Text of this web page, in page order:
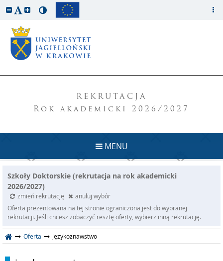
REKRUTACJA
Rok akademicki 2026/2027
MENU
Szkoły Doktorskie (rekrutacja na rok akademicki
2026/2027)
zmień rekrutację
anuluj wybór
Oferta prezentowana na tej stronie ograniczona jest do wybranej
rekrutacji. Jeśli chcesz zobaczyć resztę oferty, wybierz inną rekrutację.
Oferta językoznawstwo